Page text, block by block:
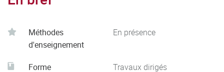
Méthodes
d'enseignement
En présence
Forme
Travaux dirigés